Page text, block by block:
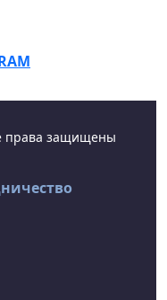
права защищены